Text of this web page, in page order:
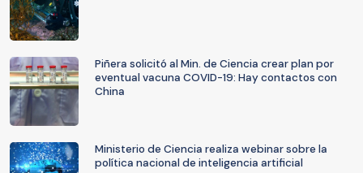
Piñera solicitó al Min. de Ciencia crear plan por
eventual vacuna COVID-19: Hay contactos con
China
Ministerio de Ciencia realiza webinar sobre la
política nacional de inteligencia artificial